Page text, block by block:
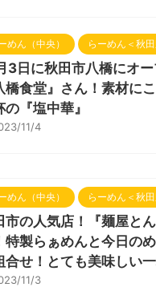
めん（中央） らーめん＜秋田
3日に秋田市八橋にオ
橋食堂』さん！素材に
の『塩中華』
11/4
めん（中央） らーめん＜秋田
市の人気店！『麺屋と
特製らぁめんと今日の
合せ！とても美味しい一
11/3